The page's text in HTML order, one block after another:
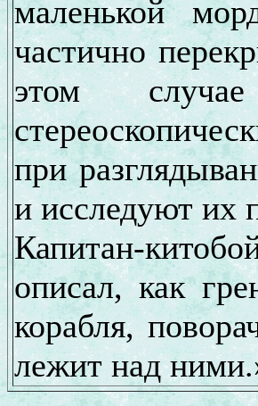
маленькой
частично
этом
при
и исследуют их
Капитан-
описал, как
корабля,
лежит над